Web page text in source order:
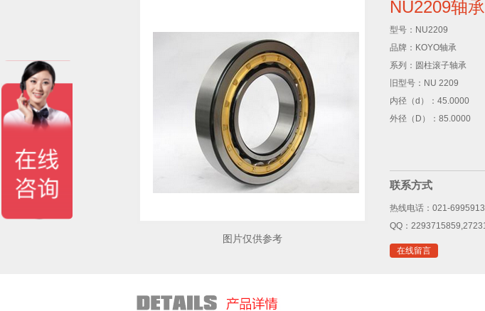
1
图片仅供参考
NU2209轴承
型号： NU2209
品牌： KOYO轴承
系列： 圆柱滚子轴承
旧型号： NU 2209
内径（d）： 45.0000
外径（D）： 85.0000
联系方式
热线电话：021-
QQ：
在线留言